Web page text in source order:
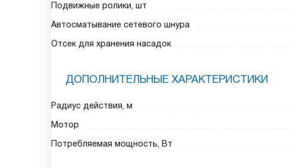
Подвижные ролики, шт
Автосматывание сетевого шнура
Отсек для хранения насадок
ДОПОЛНИТЕЛЬНЫЕ ХАРАКТЕРИСТИКИ
Радиус действия, м
Мотор
Потребляемая мощность, Вт